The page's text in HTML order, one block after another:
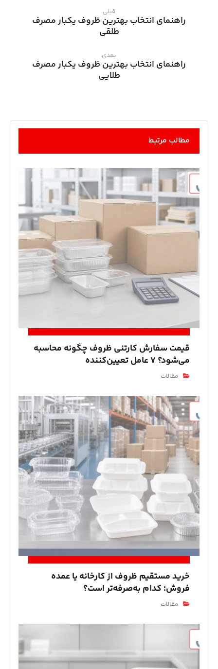
قبلی
راهنمای انتخاب بهترین ظروف یکبار مصرف
طلقی
بعدی
راهنمای انتخاب بهترین ظروف یکبار مصرف
طلایی
مطالب مرتبط
قیمت سفارش کارتنی ظروف چگونه محاسبه
می‌شود؟ ۷ عامل تعیین‌کننده
مقالات
خرید مستقیم ظروف از کارخانه یا عمده‌
فروش؛ کدام به‌صرفه‌تر است؟
مقالات